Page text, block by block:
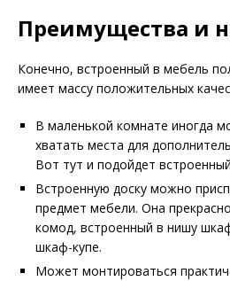
Преимущества и
Конечно, встроенный в мебель
имеет массу положительных
В маленькой комнате иногда
хватать места для
Вот тут и подойдет
Встроенную доску можно
предмет мебели. Она
комод, встроенный в нишу
шкаф-купе.
Может монтироваться